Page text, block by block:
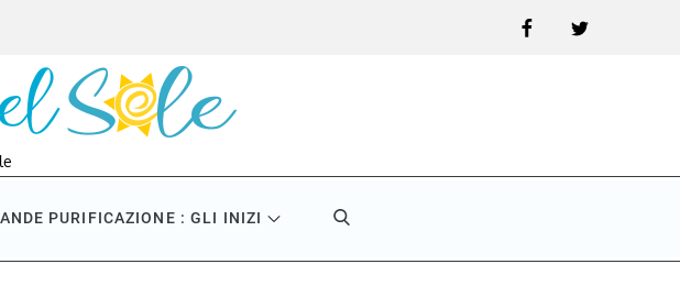
FacebookTwitter
PURIFICAZIONE : GLI INIZI